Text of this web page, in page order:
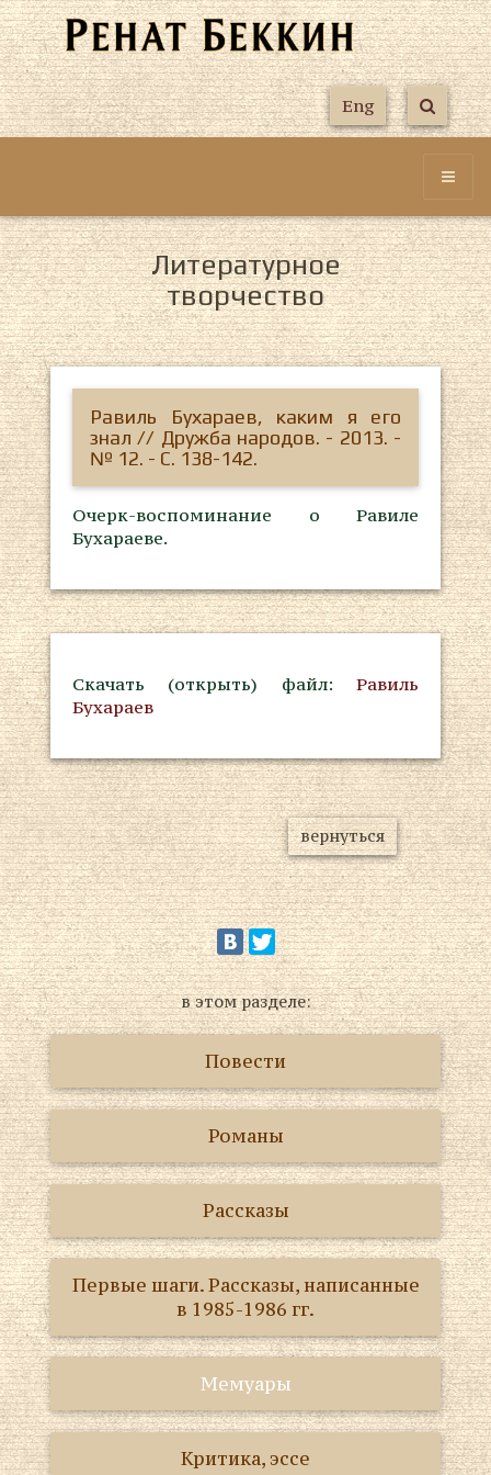
Eng
Литературное
творчество
Равиль Бухараев, каким я его
знал // Дружба народов. - 2013. -
№ 12. - С. 138-142.
Очерк-воспоминание о Равиле
Бухараеве.
Скачать (открыть) файл: Равиль
Бухараев
вернуться
в этом разделе:
Повести
Романы
Рассказы
Первые шаги. Рассказы, написанные
в 1985-1986 гг.
Мемуары
Критика, эссе